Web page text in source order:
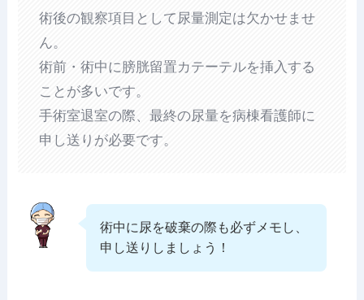
術後の観察項目として尿量測定は欠かせませ
ん。
術前・術中に膀胱留置カテーテルを挿入する
ことが多いです。
手術室退室の際、最終の尿量を病棟看護師に
申し送りが必要です。
術中に尿を破棄の際も必ずメモし、
申し送りしましょう！